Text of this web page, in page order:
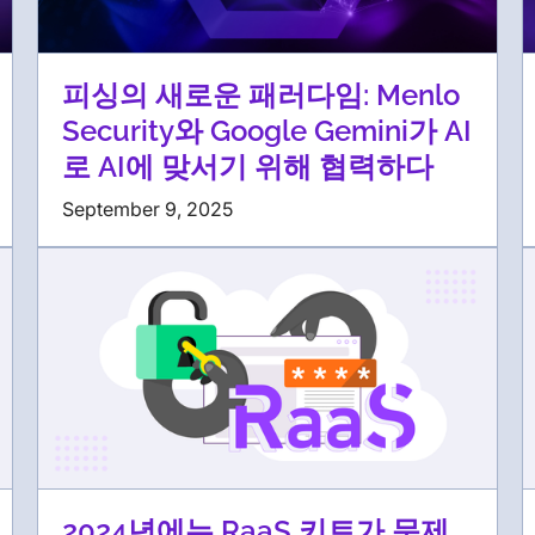
피싱의 새로운 패러다임: Menlo
Security와 Google Gemini가 AI
로 AI에 맞서기 위해 협력하다
September 9, 2025